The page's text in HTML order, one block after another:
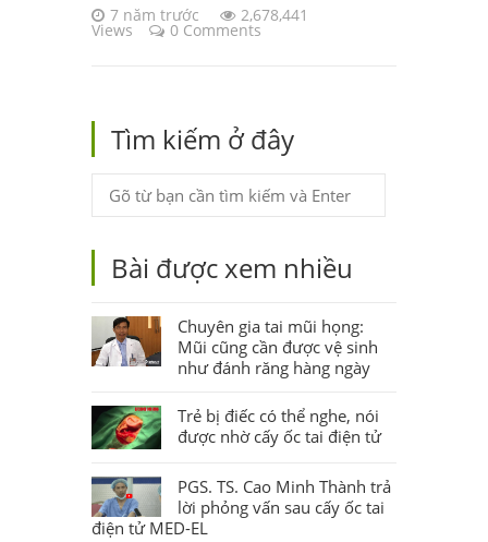
7 năm trước 2,678,441
Views 0 Comments
Tìm kiếm ở đây
Bài được xem nhiều
Chuyên gia tai mũi họng:
Mũi cũng cần được vệ sinh
như đánh răng hàng ngày
Trẻ bị điếc có thể nghe, nói
được nhờ cấy ốc tai điện tử
PGS. TS. Cao Minh Thành trả
lời phỏng vấn sau cấy ốc tai
điện tử MED-EL